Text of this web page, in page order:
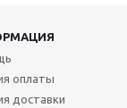
оплаты
доставки